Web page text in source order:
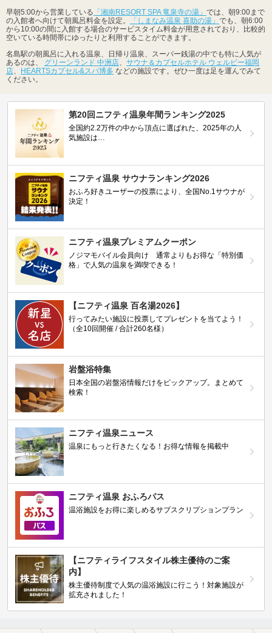
早朝5:00から営業している 「湘南RESORT SPA 竜泉寺の湯」 では、朝9:00まで
の入館者へ向けて朝風呂料金を設定。
「しまなみ温泉 喜助の湯」 でも、朝6:00
から10:00の間に入館する場合のサービスタイム料金が用意されており、比較的
空いている時間帯にゆったりと利用することができます。
名島駅の朝風呂に入れる温泉、日帰り温泉、スーパー銭湯の中でも特に人気が
あるのは、 グリーンランド 中洲店、 サウナ＆カプセルホテル ウェルビー福岡
店、 HEARTSカプセル&スパ博多 などの施設です。ぜひ一度は足を運んでみて
ください。
第20回ニフティ温泉年間ランキング2025
全国約2.2万件の中から頂点に選ばれた、2025年の人
気施設は…
ニフティ温泉 サウナランキング2026
おふろ好きユーザーの投票により、全国No.1サウナが
決定！
ニフティ温泉プレミアムクーポン
ノジマモバイル会員向け 通常よりもお得な「特別価
格」で人気の温泉を満喫できる！
【ニフティ温泉 百名湯2026】
行ってみたい施設に投票してプレゼントを当てよう！
（全10回開催 / 合計260名様）
岩盤浴特集
日本全国の岩盤浴情報だけをピックアップ。まとめて
検索！
ニフティ温泉ニュース
温泉にもっと行きたくなる！お得な情報を掲載中
ニフティ温泉 おふろパス
温浴施設をお得に楽しめるサブスクリプションプラン
【ニフティライフスタイル株主優待のご案
内】
株主優待制度で人気の温浴施設に行こう！対象施設が
拡充されました！